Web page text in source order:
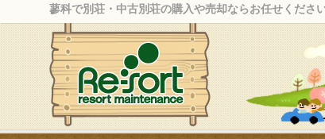
蓼科で別荘・中古別荘の購入や売却ならお任せくださ